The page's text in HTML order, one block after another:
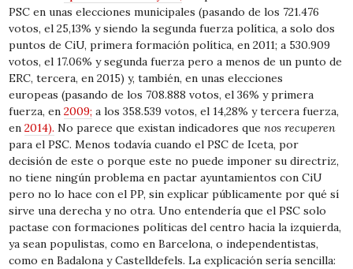
PSC en unas elecciones municipales (pasando de los 721.476
votos, el 25,13% y siendo la segunda fuerza política, a solo dos
puntos de CiU, primera formación política, en2011; a 530.909
votos, el 17.06% y segunda fuerza pero a menos de un punto de
ERC, tercera, en2015) y, también, en unas elecciones
europeas (pasando de los 708.888 votos, el 36% y primera
fuerza, en2009; a los 358.539 votos, el 14,28% y tercera fuerza,
en2014). No parece que existan indicadores quenos recuperen
para el PSC. Menos todavía cuando el PSC de Iceta, por
decisión de este o porque este no puede imponer su directriz,
no tiene ningún problema en pactar ayuntamientos con CiU
pero no lo hace con el PP, sin explicar públicamente por qué sí
sirve una derecha y no otra. Uno entendería que el PSC solo
pactase con formaciones políticas del centro hacia la izquierda,
ya sean populistas, como en Barcelona, o independentistas,
como en Badalona y Castelldefels. La explicación sería sencilla: